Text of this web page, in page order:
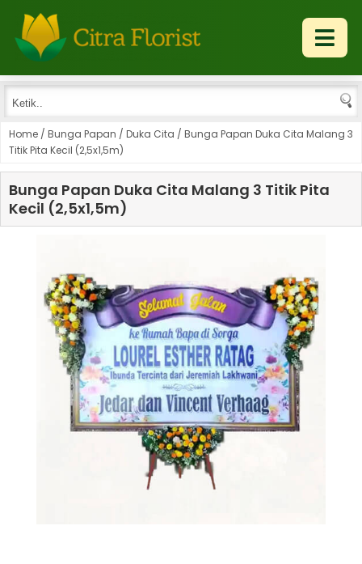
Home / Bunga Papan / Duka Cita / Bunga Papan Duka Cita Malang 3
Titik Pita Kecil (2,5x1,5m)
Bunga Papan Duka Cita Malang 3 Titik Pita
Kecil (2,5x1,5m)